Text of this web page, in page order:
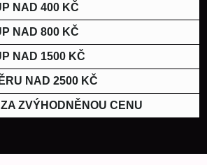
NAD 400 KČ
NAD 800 KČ
NAD 1500 KČ
NAD 2500 KČ
ZVÝHODNĚNOU CENU